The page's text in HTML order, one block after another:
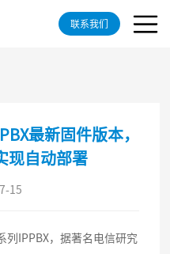
联系我们
最新固件版本，
现自动部署
15
列IPPBX，据著名电信研究